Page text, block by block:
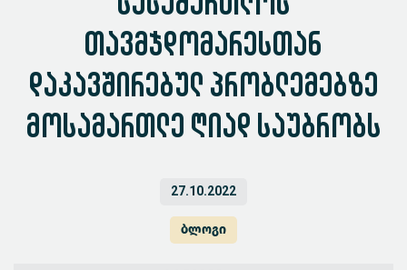
თავმჯდომარესთან
დაკავშირებულ პრობლემებზე
მოსამართლე ღიად საუბრობს
27.10.2022
ბლოგი